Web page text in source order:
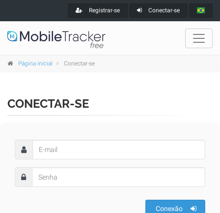
Registrar-se Conectar-se
Página inicial Conectar-se
CONECTAR-SE
Conexão